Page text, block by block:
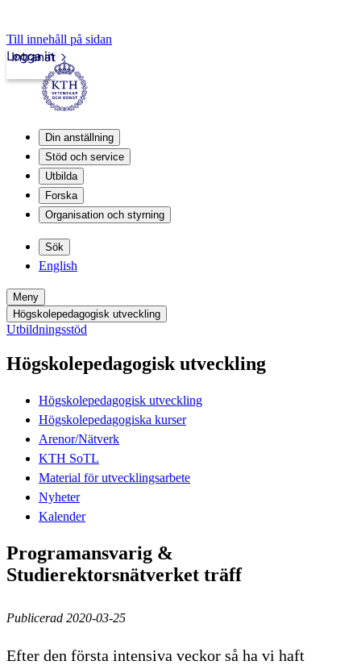
Till innehåll på sidan
Intranät
Logga in
Din anställning
Stöd och service
Utbilda
Forska
Organisation och styrning
Sök
English
Meny
Högskolepedagogisk utveckling
Utbildningsstöd
Högskolepedagogisk utveckling
Högskolepedagogisk utveckling
Högskolepedagogiska kurser
Arenor/Nätverk
KTH SoTL
Material för utvecklingsarbete
Nyheter
Kalender
Programansvarig &
Studierektorsnätverket träff
Publicerad 2020-03-25
Efter den första intensiva veckor så ha vi haft